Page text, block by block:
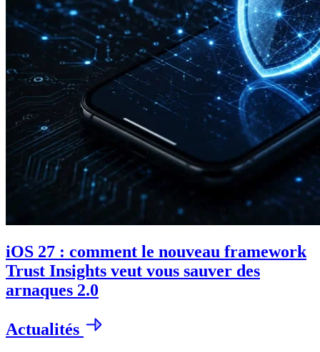
iOS 27 : comment le nouveau framework
Trust Insights veut vous sauver des
arnaques 2.0
Actualités